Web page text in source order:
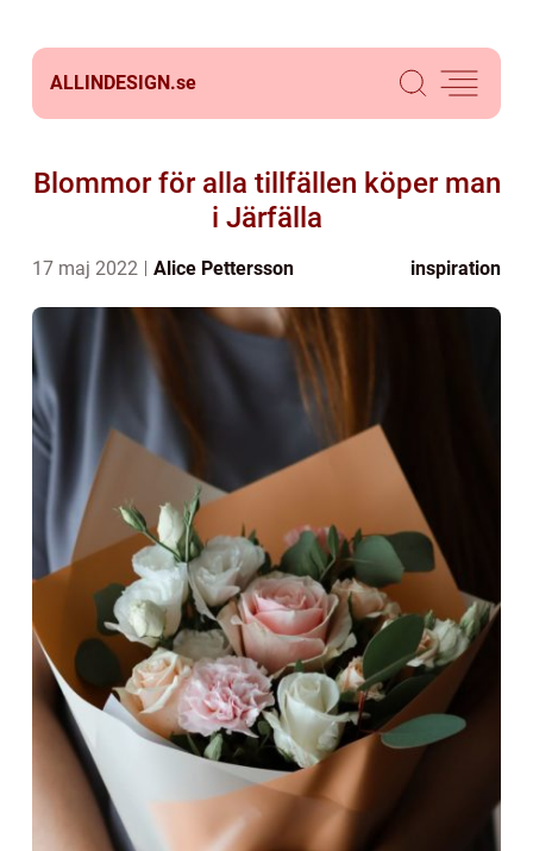
ALLINDESIGN.se
Blommor för alla tillfällen köper man
i Järfälla
17 maj 2022 Alice Pettersson inspiration